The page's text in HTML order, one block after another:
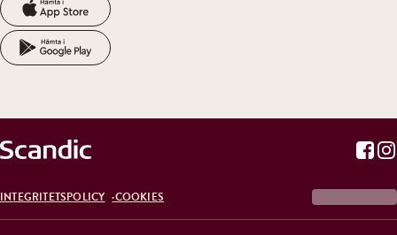
INTEGRITETSPOLICY COOKIES